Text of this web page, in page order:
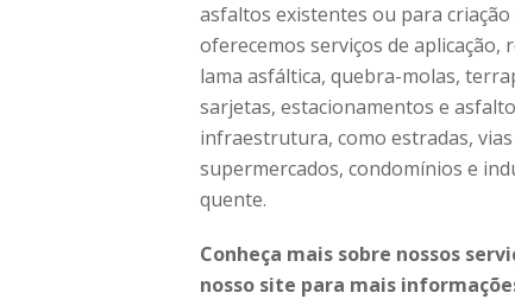
asfaltos existentes ou para
oferecemos serviços de
lama asfáltica, quebra-molas,
sarjetas, estacionamentos e
infraestrutura, como estradas,
supermercados, condomínios e
quente.
Conheça mais sobre nossos
nosso site para mais